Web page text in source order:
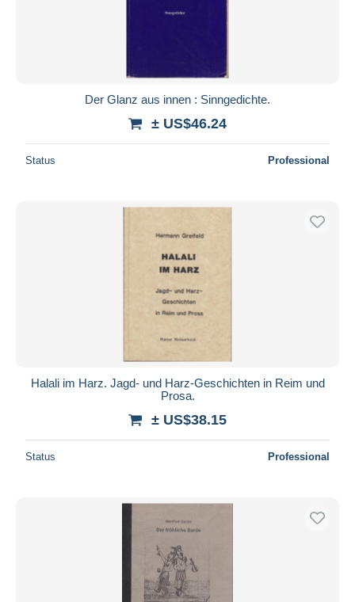
Der Glanz aus innen : Sinngedichte.
± US$46.24
Status Professional
Halali im Harz. Jagd- und Harz-Geschichten in Reim und
Prosa.
± US$38.15
Status Professional